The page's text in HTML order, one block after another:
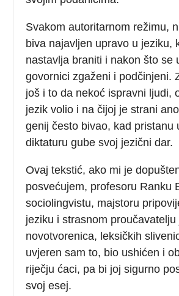
Svakom autoritarnom režimu,
biva najavljen upravo u jeziku,
nastavlja braniti i nakon što se
govornici zgaženi i podčinjeni.
još i to da nekoć ispravni ljudi,
jezik volio i na čijoj je strani
genij često bivao, kad pristanu
diktaturu gube svoj jezični dar.
Ovaj tekstić, ako mi je
posvećujem, profesoru Ranku
sociolingvistu, majstoru
jeziku i strasnom proučavatelju
novotvorenica, leksičkih
uvjeren sam to, bio ushićen i
riječju ćaci, pa bi joj sigurno
svoj esej.